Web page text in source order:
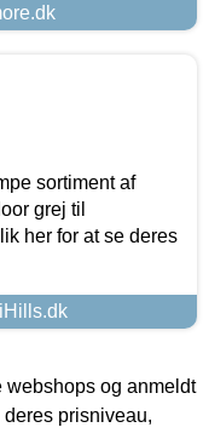
sortiment af
grej til
her for at se deres
og anmeldt
prisniveau,